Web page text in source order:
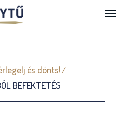
és dönts!/
BEFEKTETÉS